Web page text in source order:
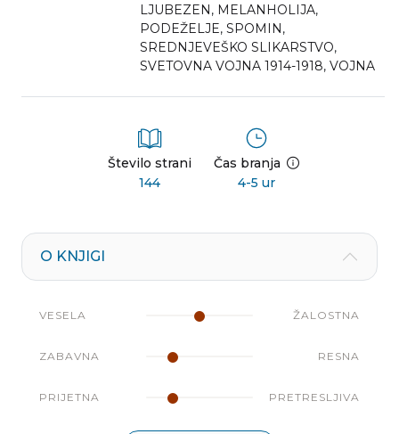
LJUBEZEN, MELANHOLIJA,
PODEŽELJE, SPOMIN,
SREDNJEVEŠKO SLIKARSTVO,
SVETOVNA VOJNA 1914-1918, VOJNA
Število strani
144
Čas branja
4-5 ur
O KNJIGI
VESELA ŽALOSTNA
ZABAVNA RESNA
PRIJETNA PRETRESLJIVA